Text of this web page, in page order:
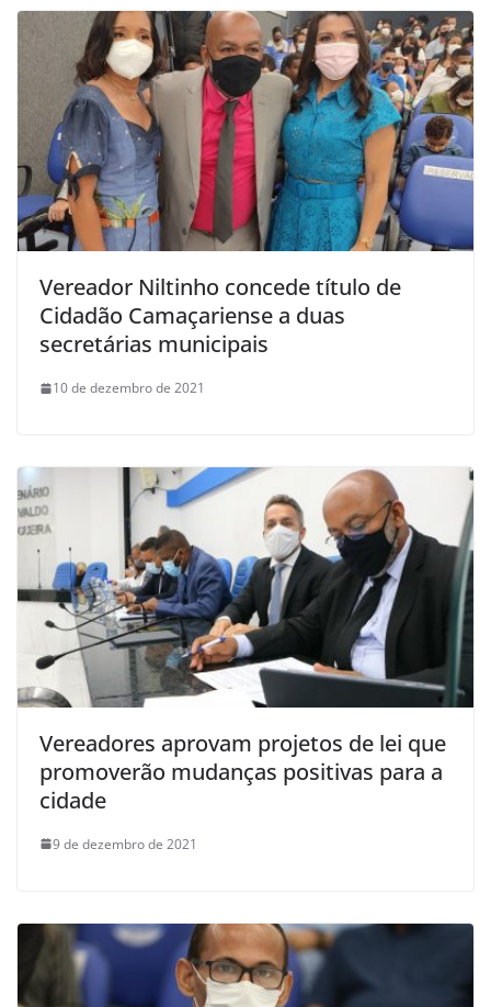
Vereador Niltinho concede título de
Cidadão Camaçariense a duas
secretárias municipais
10 de dezembro de 2021
Vereadores aprovam projetos de lei que
promoverão mudanças positivas para a
cidade
9 de dezembro de 2021